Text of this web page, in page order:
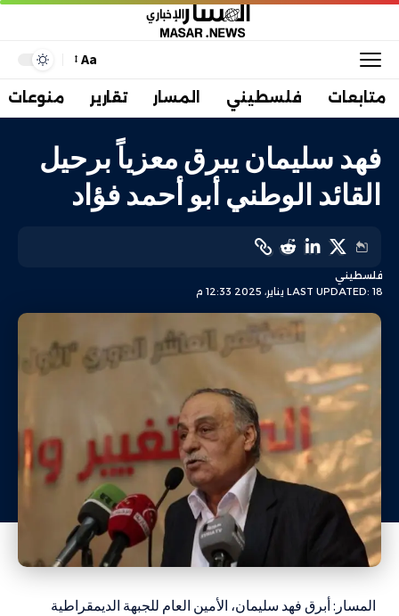
Aa
متابعات فلسطيني المسار تقارير منوعات
فهد سليمان يبرق معزياً برحيل
القائد الوطني أبو أحمد فؤاد
LAST UPDATED: 18 يناير، 2025 12:33 م
فلسطيني
: أبرق فهد سليمان، الأمين العام للجبهة الديمقراطية